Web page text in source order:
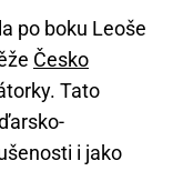
po boku Leoše
Česko
Tato
i jako